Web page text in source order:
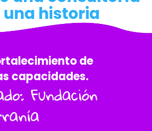
una historia
de
capacidades.
Fundación